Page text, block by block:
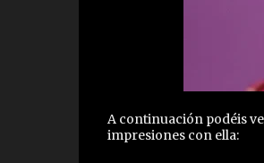
A continuación podéis
impresiones con ella: